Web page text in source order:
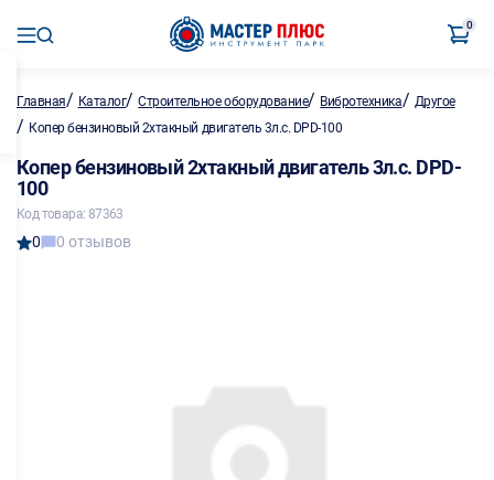
0
Главная/ Каталог/Строительное оборудование/ Вибротехника/ Другое
/ Копер бензиновый 2хтакный двигатель 3л.с. DPD-100
Копер бензиновый 2хтакный двигатель 3л.с. DPD-
100
Код товара: 87363
0 0 отзывов